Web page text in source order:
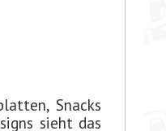
Snacks
sieht das